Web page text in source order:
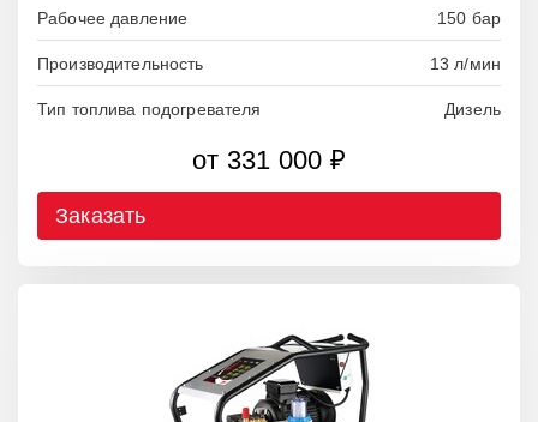
Рабочее давление 150 бар
Производительность 13 л/мин
Тип топлива подогревателя Дизель
от 331 000 ₽
Заказать